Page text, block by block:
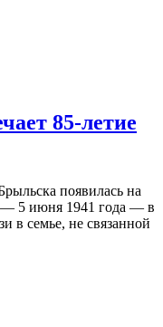
85-летие
появилась на
— 5 июня 1941 года — в
в семье, не связанной